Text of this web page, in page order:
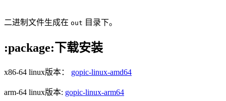
二进制文件生成在 out 目录下。
:package:下载安装
x86-64 linux版本： gopic-linux-amd64
arm-64 linux版本: gopic-linux-arm64